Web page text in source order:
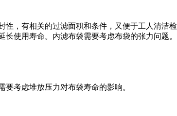
，有相关的过滤面积和条件，又便于工人清洁
使用寿命。内滤布袋需要考虑布袋的张力问题。
考虑堆放压力对布袋寿命的影响。